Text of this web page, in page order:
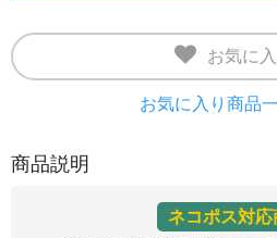
お気に入
お気に入り商品
商品説明
ネコポス対応